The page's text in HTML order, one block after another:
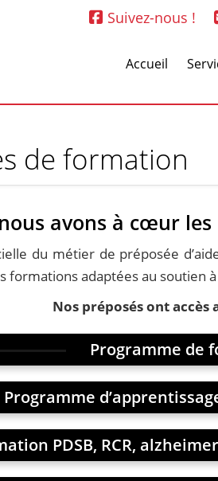
Suivez-nous !
Accueil
de formation
avons à cœur
du métier de préposée
formations adaptées au soutien
Nos préposés ont
Programme de
Programme
PDSB, RCR,